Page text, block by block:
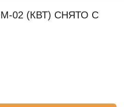
02 (КВТ) СНЯТО С